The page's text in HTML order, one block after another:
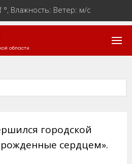
°, Влажность: Ветер: м/с
области
городской
сердцем».